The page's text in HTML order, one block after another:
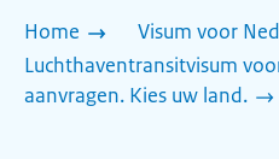
Home
Visum voor
Luchthaventransitvisum
aanvragen. Kies uw land.